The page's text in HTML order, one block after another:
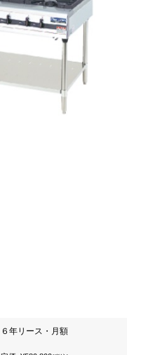
６年リース・月額